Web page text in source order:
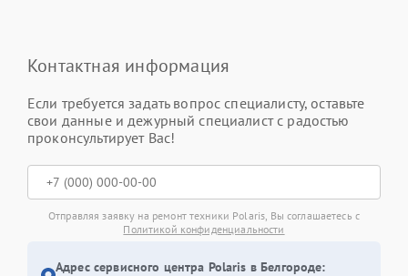
Контактная информация
Если требуется задать вопрос специалисту, оставьте
свои данные и дежурный специалист с радостью
проконсультирует Вас!
Отправляя заявку на ремонт техники Polaris, Вы соглашаетесь с
Политикой конфиденциальности
Адрес сервисного центра Polaris в Белгороде: